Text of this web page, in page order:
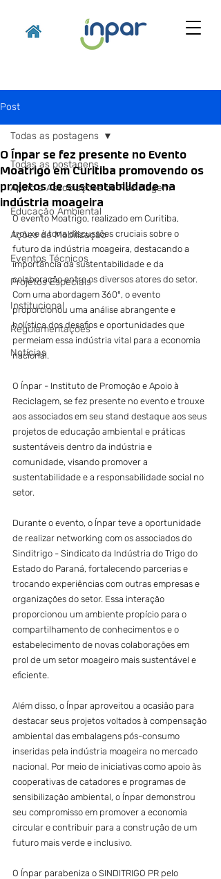
Post
Todas as postagens
Apoio a Associações de Reciclagem
Educação Ambiental
Ações de Mobilização
Eventos Técnicos
Projetos Especiais
Institucional
Regulamentações
Notícias
Todas as postagens
O Ínpar se fez presente no Evento
Moatrigo em Curitiba promovendo os
projetos de sustentabilidade na
indústria moageira
O evento Moatrigo, realizado em Curitiba,
trouxe à tona discussões cruciais sobre o
futuro da indústria moageira, destacando a
importância da sustentabilidade e da
colaboração entre os diversos atores do setor.
Com uma abordagem 360º, o evento
proporcionou uma análise abrangente e
holística dos desafios e oportunidades que
permeiam essa indústria vital para a economia
nacional.
O Ínpar - Instituto de Promoção e Apoio à
Reciclagem, se fez presente no evento e trouxe
aos associados em seu stand destaque aos seus
projetos de educação ambiental e práticas
sustentáveis dentro da indústria e
comunidade, visando promover a
sustentabilidade e a responsabilidade social no
setor.
Durante o evento, o Ínpar teve a oportunidade
de realizar networking com os associados do
Sinditrigo - Sindicato da Indústria do Trigo do
Estado do Paraná, fortalecendo parcerias e
trocando experiências com outras empresas e
organizações do setor. Essa interação
proporcionou um ambiente propício para o
compartilhamento de conhecimentos e o
estabelecimento de novas colaborações em
prol de um setor moageiro mais sustentável e
eficiente.
Além disso, o Ínpar aproveitou a ocasião para
destacar seus projetos voltados à compensação
ambiental das embalagens pós-consumo
inseridas pela indústria moageira no mercado
nacional. Por meio de iniciativas como apoio às
cooperativas de catadores e programas de
sensibilização ambiental, o Ínpar demonstrou
seu compromisso em promover a economia
circular e contribuir para a construção de um
futuro mais verde e inclusivo.
O Ínpar parabeniza o SINDITRIGO PR pelo